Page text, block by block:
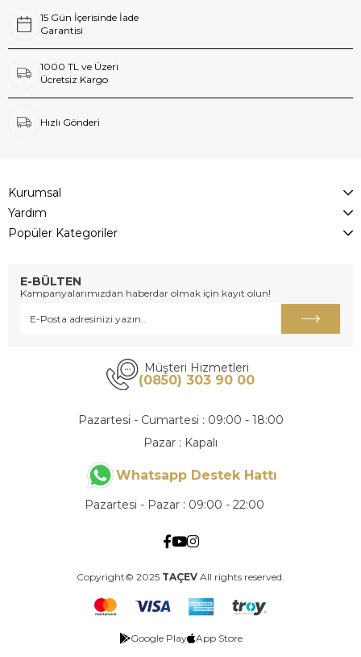
15 Gün İçerisinde İade
Garantisi
1000 TL ve Üzeri
Ücretsiz Kargo
Hızlı Gönderi
Kurumsal
Yardım
Popüler Kategoriler
E-BÜLTEN
Kampanyalarımızdan haberdar olmak için kayıt olun!
Müşteri Hizmetleri
(0850) 303 90 00
Pazartesi - Cumartesi : 09:00 - 18:00
Pazar : Kapalı
Whatsapp Destek Hattı
Pazartesi - Pazar : 09:00 - 22:00
Copyright© 2025 TAÇEV All rights reserved.
Google Play App Store